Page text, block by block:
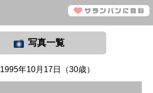
写真一覧
1995年10月17日（30歳）